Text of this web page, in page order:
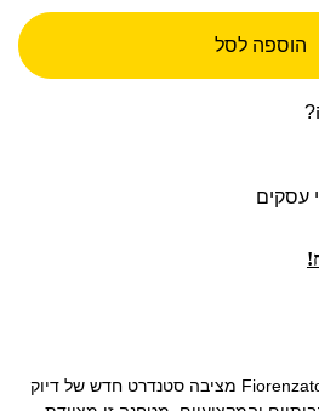
הוספה לסל
מטחנת הקפה Fiorenzato All Ground מציבה סטנדרט חדש של דיוק